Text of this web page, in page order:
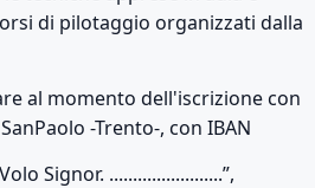
di pilotaggio organizzati dalla
al momento dell'iscrizione con
-Trento-, con IBAN
Signor. ........................”,